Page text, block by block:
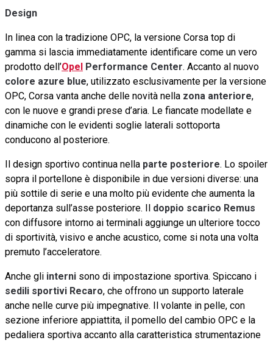
Design
In linea con la tradizione OPC, la versione Corsa top di
gamma si lascia immediatamente identificare come un vero
prodotto dell’Opel Performance Center. Accanto al nuovo
colore azure blue, utilizzato esclusivamente per la versione
OPC, Corsa vanta anche delle novità nella zona anteriore,
con le nuove e grandi prese d’aria. Le fiancate modellate e
dinamiche con le evidenti soglie laterali sottoporta
conducono al posteriore.
Il design sportivo continua nella parte posteriore. Lo spoiler
sopra il portellone è disponibile in due versioni diverse: una
più sottile di serie e una molto più evidente che aumenta la
deportanza sull’asse posteriore. Il doppio scarico Remus
con diffusore intorno ai terminali aggiunge un ulteriore tocco
di sportività, visivo e anche acustico, come si nota una volta
premuto l’acceleratore.
Anche gli interni sono di impostazione sportiva. Spiccano i
sedili sportivi Recaro, che offrono un supporto laterale
anche nelle curve più impegnative. Il volante in pelle, con
sezione inferiore appiattita, il pomello del cambio OPC e la
pedaliera sportiva accanto alla caratteristica strumentazione